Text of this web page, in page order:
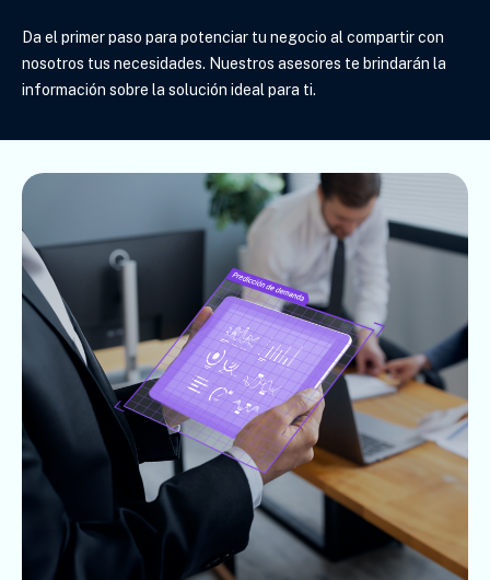
Da el primer paso para potenciar tu negocio al compartir con
nosotros tus necesidades. Nuestros asesores te brindarán la
información sobre la solución ideal para ti.